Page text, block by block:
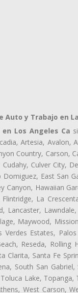
Auto y Trabajo en
Los Angeles Ca
Artesia,
Country,
Culver City,
East San
Canyon, Hawaiian
La
Lancaster,
Maywood,
Estates,
Reseda, Rolling
Clarita, Santa Fe
South San
Lake, Topanga,
West Carson,